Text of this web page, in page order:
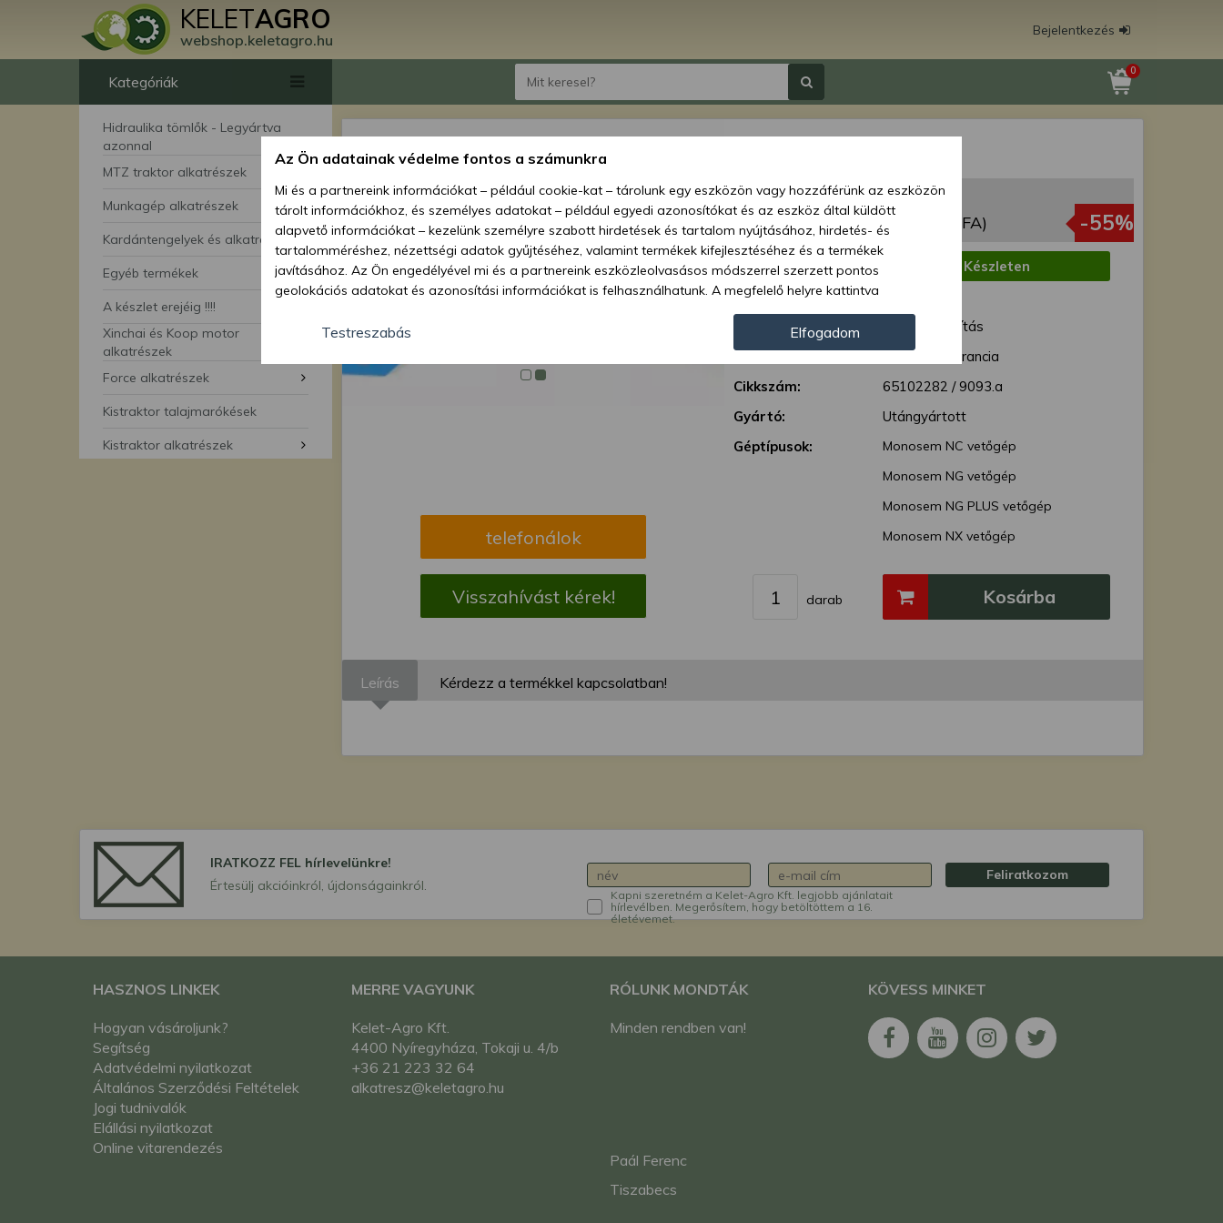
KELETAGRO
webshop.keletagro.hu
Bejelentkezés
Kategóriák
Hidraulika tömlők - Legyártva
azonnal
MTZ traktor alkatrészek
Munkagép alkatrészek
Kardántengelyek és alkatrészei
Egyéb termékek
A készlet erejéig !!!!
Xinchai és Koop motor
alkatrészek
Force alkatrészek
Kistraktor talajmarókések
Kistraktor alkatrészek
0
telefonálok
Visszahívást kérek!
Ár: 13 459 Ft
6 056 Ft (4 769 Ft + ÁFA) -55%
Elérhetőség:
Készleten
Szállítás:
Szállítási mód:
Normál szállítás
Garancia:
12 hónap garancia
Cikkszám:
65102282 / 9093.a
Gyártó:
Utángyártott
Géptípusok:
Monosem NC vetőgép
Monosem NG vetőgép
Monosem NG PLUS vetőgép
Monosem NX vetőgép
darab Kosárba
Leírás Kérdezz a termékkel kapcsolatban!
IRATKOZZ FEL hírlevelünkre!
Értesülj akcióinkról, újdonságainkról.
Kapni szeretném a Kelet-Agro Kft. legjobb ajánlatait
hírlevélben. Megerősítem, hogy betöltöttem a 16.
életévemet.
Feliratkozom
HASZNOS LINKEK
Hogyan vásároljunk?
Segítség
Adatvédelmi nyilatkozat
Általános Szerződési Feltételek
Jogi tudnivalók
Elállási nyilatkozat
Online vitarendezés
MERRE VAGYUNK
Kelet-Agro Kft.
4400 Nyíregyháza, Tokaji u. 4/b
+36 21 223 32 64
alkatresz@keletagro.hu
RÓLUNK MONDTÁK
Minden rendben van!
Paál Ferenc
Tiszabecs
KÖVESS MINKET
Az Ön adatainak védelme fontos a számunkra
Mi és a partnereink információkat – például cookie-kat – tárolunk egy eszközön vagy hozzáférünk az eszközön
tárolt információkhoz, és személyes adatokat – például egyedi azonosítókat és az eszköz által küldött
alapvető információkat – kezelünk személyre szabott hirdetések és tartalom nyújtásához, hirdetés- és
tartalomméréshez, nézettségi adatok gyűjtéséhez, valamint termékek kifejlesztéséhez és a termékek
javításához. Az Ön engedélyével mi és a partnereink eszközleolvasásos módszerrel szerzett pontos
geolokációs adatokat és azonosítási információkat is felhasználhatunk. A megfelelő helyre kattintva
hozzájárulhat ahhoz, hogy mi és a partnereink a fent leírtak szerint adatkezelést végezzünk. Másik
lehetőségként a hozzájárulás megadása vagy elutasítása előtt részletesebb információkhoz juthat, és
megváltoztathatja beállításait. Felhívjuk figyelmét, hogy személyes adatainak bizonyos kezeléséhez nem
feltétlenül szükséges az Ön hozzájárulása, de jogában áll tiltakozni az ilyen jellegű adatkezelés ellen. A
beállításai csak erre a weboldalra érvényesek. Erre a webhelyre visszatérve vagy az adatvédelmi szabályzatunk
Testreszabás Elfogadom